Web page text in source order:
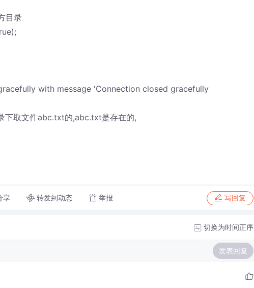
目录
with message 'Connection closed gracefully
取文件abc.txt的,abc.txt是存在的,
享 转发到动态 举报 写回复
切换为时间正序
发表回复